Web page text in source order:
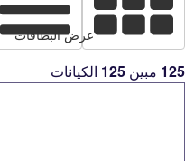
عرض البطاقات
125 مبين 125 الكيانات